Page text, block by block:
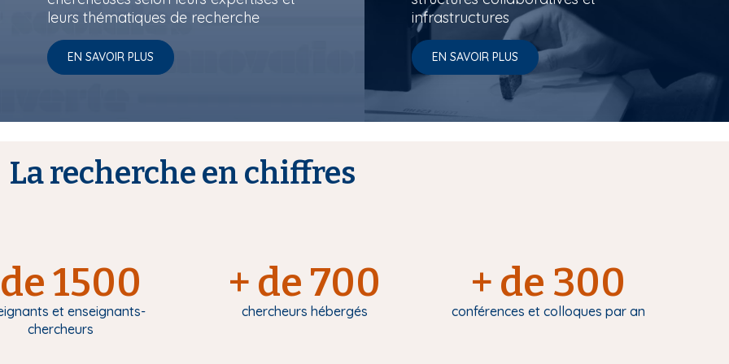
leurs thématiques de recherche
EN SAVOIR PLUS
infrastructures
EN SAVOIR PLUS
La recherche en chiffres
1500
et enseignants-
chercheurs
+ de 700
chercheurs hébergés
+ de 300
conférences et colloques par an